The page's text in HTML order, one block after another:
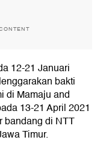
12-21 Januari
bakti
di Mamaju and
13-21 April 2021
bandang di NTT
Timur.